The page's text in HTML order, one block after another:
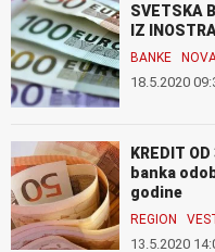
SVETSKA
IZ
BANKE
18.5.2020
KREDIT
banka
godine
REGION
13.5.2020